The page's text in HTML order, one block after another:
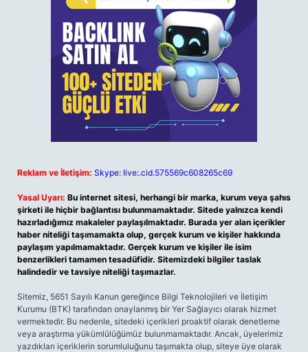
Reklam ve İletişim: Skype: live:.cid.575569c608265c69
Yasal Uyarı: Bu internet sitesi, herhangi bir marka, kurum veya şahıs
şirketi ile hiçbir bağlantısı bulunmamaktadır. Sitede yalnızca kendi
hazırladığımız makaleler paylaşılmaktadır. Burada yer alan içerikler
haber niteliği taşımamakta olup, gerçek kurum ve kişiler hakkında
paylaşım yapılmamaktadır. Gerçek kurum ve kişiler ile isim
benzerlikleri tamamen tesadüfidir. Sitemizdeki bilgiler taslak
halindedir ve tavsiye niteliği taşımazlar.
Sitemiz, 5651 Sayılı Kanun gereğince Bilgi Teknolojileri ve İletişim
Kurumu (BTK) tarafından onaylanmış bir Yer Sağlayıcı olarak hizmet
vermektedir. Bu nedenle, sitedeki içerikleri proaktif olarak denetleme
veya araştırma yükümlülüğümüz bulunmamaktadır. Ancak, üyelerimiz
yazdıkları içeriklerin sorumluluğunu taşımakta olup, siteye üye olarak